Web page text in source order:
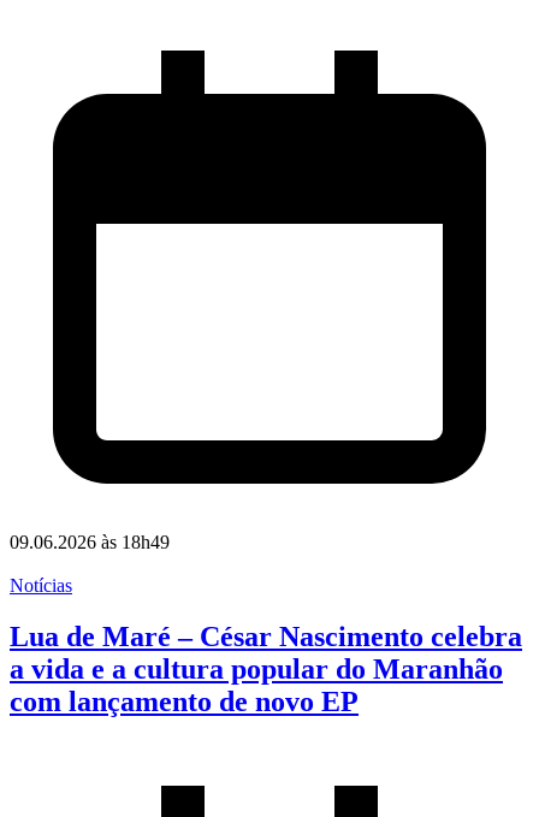
09.06.2026 às 18h49
Notícias
Lua de Maré – César Nascimento celebra
a vida e a cultura popular do Maranhão
com lançamento de novo EP